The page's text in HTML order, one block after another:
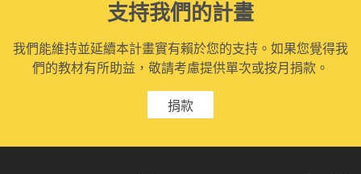
支持我們的計畫
我們能維持並延續本計畫實有賴於您的支持。如果您覺得我
們的教材有所助益，敬請考慮提供單次或按月捐款。
捐款